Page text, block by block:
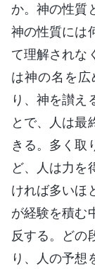
か。神の性質
神の性質には
て理解されな
は神の名を
り、神を讃え
とで、人は最
きる。多く取
ど、人は力を
ければ多いほ
が経験を積む
反する。どの
り、人の予想